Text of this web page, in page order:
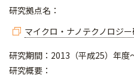
研究拠点名：
マイクロ・ナノテクノロジ
研究期間：2013（平成25）年度
研究概要：